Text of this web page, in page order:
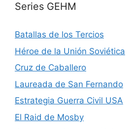
Series GEHM
Batallas de los Tercios
Héroe de la Unión Soviética
Cruz de Caballero
Laureada de San Fernando
Estrategia Guerra Civil USA
El Raid de Mosby